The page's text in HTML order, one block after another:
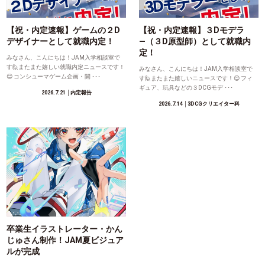
【祝・内定速報】ゲームの２D
デザイナーとして就職内定！
みなさん、こんにちは！JAM入学相談室で
す🙋またまた嬉しい就職内定ニュースです！
😊 コンシューマゲーム企画・開 ･･･
2026.7.21 │内定報告
【祝・内定速報】３Dモデラ
―（３D原型師）として就職内
定！
みなさん、こんにちは！JAM入学相談室で
す🙋またまた嬉しいニュースです！😊 フィ
ギュア、玩具などの３DCGモデ ･･･
2026.7.14│3DCGクリエイター科
卒業生イラストレーター・かん
じゅさん制作！JAM夏ビジュア
ルが完成